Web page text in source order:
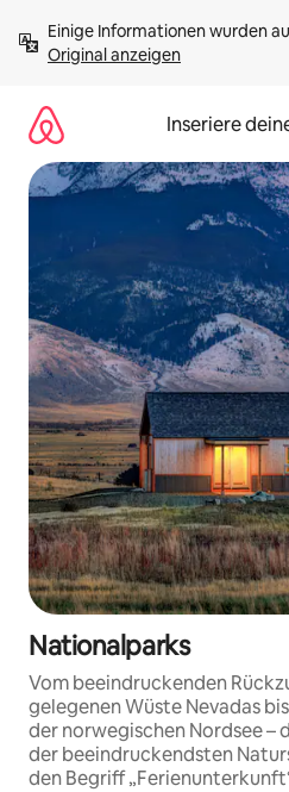
Inhalten
springenOriginal anzeigen
Inseriere
Nationalparks
Vom beeindruckenden
gelegenen Wüste Nevadas
der norwegischen Nordsee –
der beeindruckendsten
den Begriff